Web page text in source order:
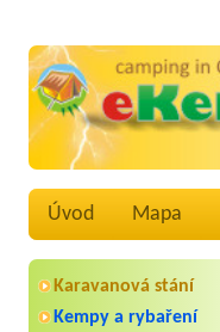
Úvod Mapa
Karavanová stání
Kempy a rybaření